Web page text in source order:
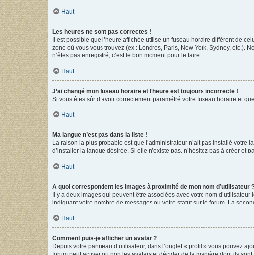
Haut
Les heures ne sont pas correctes !
Il est possible que l’heure affichée utilise un fuseau horaire différent de
zone où vous vous trouvez (ex : Londres, Paris, New York, Sydney, etc.).
n’êtes pas enregistré, c’est le bon moment pour le faire.
Haut
J’ai changé mon fuseau horaire et l’heure est toujours incorrecte !
Si vous êtes sûr d’avoir correctement paramétré votre fuseau horaire et
Haut
Ma langue n’est pas dans la liste !
La raison la plus probable est que l’administrateur n’ait pas installé
d’installer la langue désirée. Si elle n’existe pas, n’hésitez pas à créer et
Haut
A quoi correspondent les images à proximité de mon nom d’utilisateur ?
Il y a deux images qui peuvent être associées avec votre nom
indiquant votre nombre de messages ou votre statut sur le forum. La
Haut
Comment puis-je afficher un avatar ?
Depuis votre panneau d’utilisateur, dans l’onglet « profil » vous pouvez